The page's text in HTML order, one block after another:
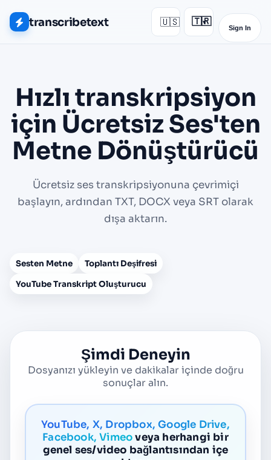
transcribetext 🇺🇸 🇹🇷
▾
Sign In
Hızlı transkripsiyon
için Ücretsiz Ses'ten
Metne Dönüştürücü
Ücretsiz ses transkripsiyonuna çevrimiçi
başlayın, ardından TXT, DOCX veya SRT olarak
dışa aktarın.
Sesten Metne
Toplantı Deşifresi
YouTube Transkript Oluşturucu
Şimdi Deneyin
Dosyanızı yükleyin ve dakikalar içinde doğru
sonuçlar alın.
YouTube, X, Dropbox, Google Drive,
Facebook, Vimeoveya herhangi bir
genel ses/video bağlantısından içe